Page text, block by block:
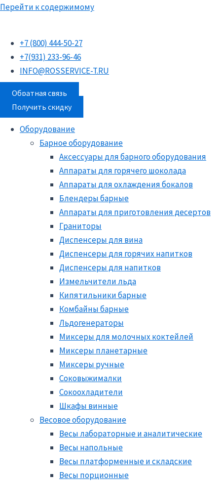
Перейти к содержимому
+7 (800) 444-50-27
+7(931) 233-96-46
INFO@ROSSERVICE-T.RU
Обратная связь
Получить скидку
Оборудование
Барное оборудование
Аксессуары для барного оборудования
Аппараты для горячего шоколада
Аппараты для охлаждения бокалов
Блендеры барные
Аппараты для приготовления десертов
Граниторы
Диспенсеры для вина
Диспенсеры для горячих напитков
Диспенсеры для напитков
Измельчители льда
Кипятильники барные
Комбайны барные
Льдогенераторы
Миксеры для молочных коктейлей
Миксеры планетарные
Миксеры ручные
Соковыжималки
Сокоохладители
Шкафы винные
Весовое оборудование
Весы лабораторные и аналитические
Весы напольные
Весы платформенные и складские
Весы порционные